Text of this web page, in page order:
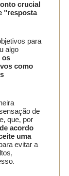
crucial
"resposta
para
algo
os
como
de
que, por
acordo
uma
evitar a